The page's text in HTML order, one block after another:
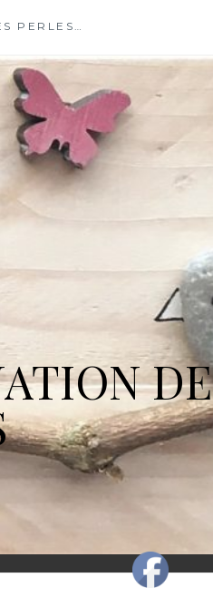
PERLES…
DE